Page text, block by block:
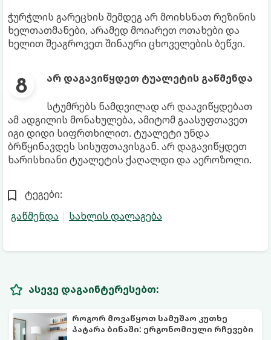
ჭურჭლის გარეცხის შემდეგ არ მოიხსნათ რეზინის
ხელთათმანები, არამედ მოიარეთ ოთახები და
ხელით შეაგროვეთ შინაური ცხოველების ბეწვი.
არ დაგავიწყდეთ ტუალეტის გაწმენდა
სტუმრებს ნამდვილად არ დაავიწყდებათ
ამ ადგილის მონახულება, ამიტომ გაასუფთავეთ
იგი დიდი სიფრთხილით. ტუალეტი უნდა
ბრწყინავდეს სისუფთავისგან. არ დაგავიწყდეთ
ხარისხიანი ტუალეტის ქაღალდი და აეროზოლი.
ტეგები:
გაწმენდა
სახლის დალაგება
ასევე დაგაინტერესებთ:
როგორ მოვაწყოთ სამუშაო კუთხე
პატარა ბინაში: ერგონომიული რჩევები